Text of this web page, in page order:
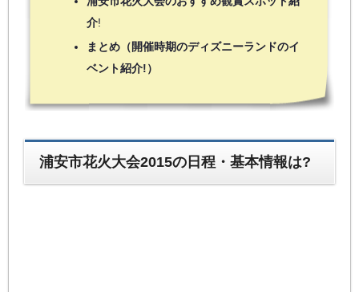
介!
まとめ（開催時期のディズニーランドのイ
ベント紹介!）
浦安市花火大会2015の日程・基本情報は?